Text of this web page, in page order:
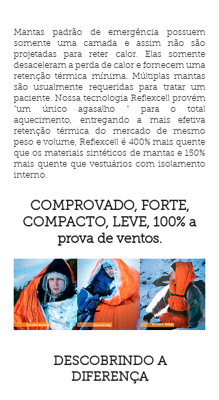
Mantas padrão de emergência possuem
somente uma camada e assim não são
projetadas para reter calor. Elas somente
desaceleram a perda de calor e fornecem uma
retenção térmica mínima. Múltiplas mantas
são usualmente requeridas para tratar um
paciente. Nossa tecnologia Reflexcell provém
“um único agasalho ” para o total
aquecimento, entregando a mais efetiva
retenção térmica do mercado de mesmo
peso e volume, Reflexcell é 400% mais quente
que os materiais sintéticos de mantas e 150%
mais quente que vestuários com isolamento
interno.
COMPROVADO, FORTE,
COMPACTO, LEVE, 100% a
prova de ventos.
DESCOBRINDO A
DIFERENÇA